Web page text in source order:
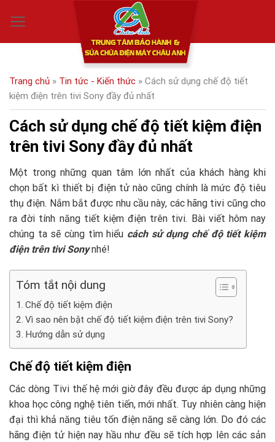
Trang chủ » Tin tức - Kiến thức » Cách sử dụng chế độ tiết
kiệm điện trên tivi Sony đầy đủ nhất
Cách sử dụng chế độ tiết kiệm điện
trên tivi Sony đầy đủ nhất
Một trong những quan tâm lớn nhất của khách hàng khi
chọn bất kì thiết bị điện tử nào cũng chính là mức độ tiêu
thụ điện. Nắm bắt được nhu cầu này, các hãng tivi cũng cho
ra đời tính năng tiết kiệm điện trên tivi. Bài viết hôm nay
chúng ta sẽ cùng tìm hiểu cách sử dụng chế độ tiết kiệm
điện trên tivi Sonynhé!
Tóm tắt nội dung
Chế độ tiết kiệm điện
Vì sao nên bật chế độ tiết kiệm điện trên tivi Sony?
Hướng dẫn sử dụng
Chế độ tiết kiệm điện
Các dòng Tivi thế hệ mới giờ đây đều được áp dụng những
khoa học công nghệ tiên tiến, mới nhất. Tuy nhiên càng hiện
đại thì khả năng tiêu tốn điện năng sẽ càng lớn. Do đó các
hãng điện tử hiện nay hầu như đều sẽ tích hợp lên các sản